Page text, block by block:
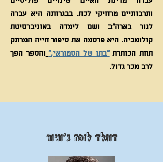
ותרבותיים מרחיקי לכת. בבגרותה היא עברה
לגור בארה"ב ושם לימדה באוניברסיטת
קולומביה. היא פרסמה את סיפור חייה המרתק
תחת הכותרת"בתו של הסמוראי," והספר הפך
לרב מכר גדול.
דונלד לופז ג'וניור